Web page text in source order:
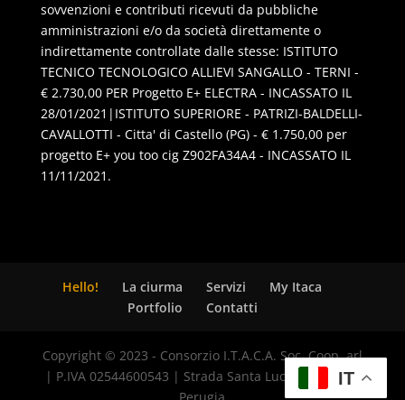
sovvenzioni e contributi ricevuti da pubbliche
amministrazioni e/o da società direttamente o
indirettamente controllate dalle stesse: ISTITUTO
TECNICO TECNOLOGICO ALLIEVI SANGALLO - TERNI -
€ 2.730,00 PER Progetto E+ ELECTRA - INCASSATO IL
28/01/2021|ISTITUTO SUPERIORE - PATRIZI-BALDELLI-
CAVALLOTTI - Citta' di Castello (PG) - € 1.750,00 per
progetto E+ you too cig Z902FA34A4 - INCASSATO IL
11/11/2021.
Hello! La ciurma Servizi
My Itaca
Portfolio
Contatti
Copyright © 2023 - Consorzio I.T.A.C.A. Soc. Coop. arl
| P.IVA 02544600543 | Strada Santa Lucia, 8 - 06125
Perugia
IT